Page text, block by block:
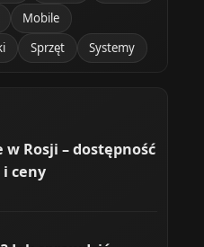
Mobile
Sprzęt Systemy
w Rosji – dostępność
ceny